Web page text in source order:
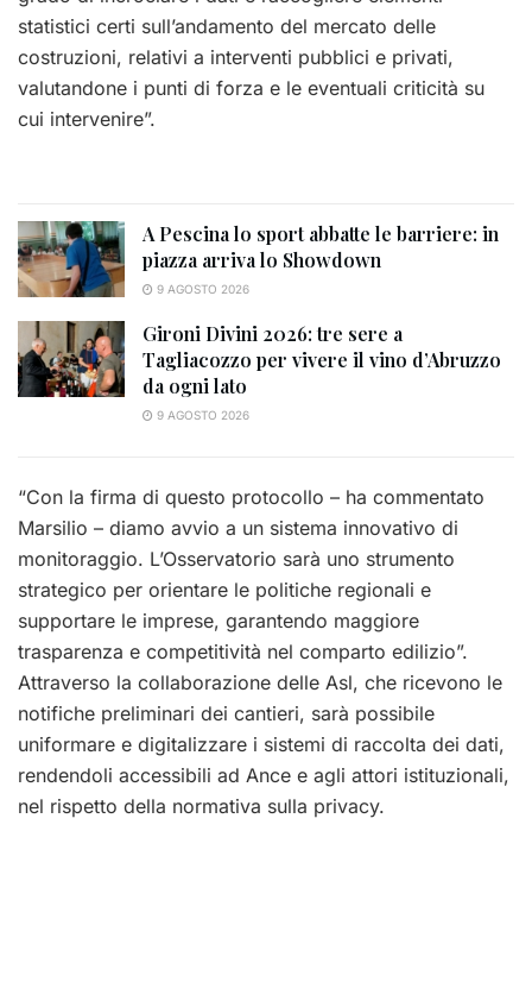
statistici certi sull’andamento del mercato delle
costruzioni, relativi a interventi pubblici e privati,
valutandone i punti di forza e le eventuali criticità su
cui intervenire”.
A Pescina lo sport abbatte le barriere: in
piazza arriva lo Showdown
9 AGOSTO 2026
Gironi Divini 2026: tre sere a
Tagliacozzo per vivere il vino d’Abruzzo
da ogni lato
9 AGOSTO 2026
“Con la firma di questo protocollo – ha commentato
Marsilio – diamo avvio a un sistema innovativo di
monitoraggio. L’Osservatorio sarà uno strumento
strategico per orientare le politiche regionali e
supportare le imprese, garantendo maggiore
trasparenza e competitività nel comparto edilizio”.
Attraverso la collaborazione delle Asl, che ricevono le
notifiche preliminari dei cantieri, sarà possibile
uniformare e digitalizzare i sistemi di raccolta dei dati,
rendendoli accessibili ad Ance e agli attori istituzionali,
nel rispetto della normativa sulla privacy.